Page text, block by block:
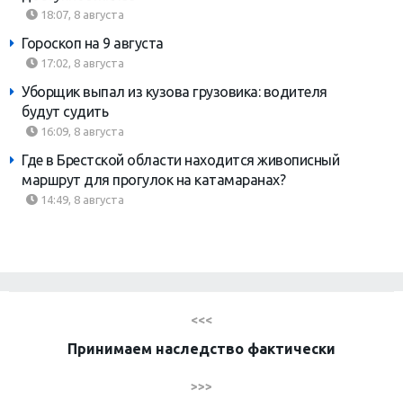
18:07, 8 августа
Гороскоп на 9 августа
17:02, 8 августа
Уборщик выпал из кузова грузовика: водителя
будут судить
16:09, 8 августа
Где в Брестской области находится живописный
маршрут для прогулок на катамаранах?
14:49, 8 августа
<<<
Принимаем наследство фактически
>>>